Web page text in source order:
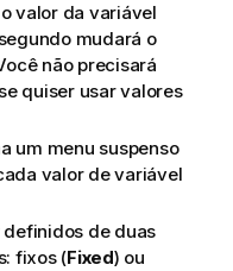
valor da variável
mudará o
não precisará
quiser usar valores
um menu suspenso
valor de variável
definidos de duas
fixos (Fixed) ou